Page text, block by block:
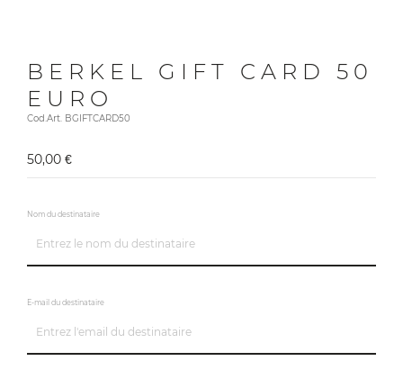
BERKEL GIFT CARD 50
EURO
Cod.Art. BGIFTCARD50
50,00 €
Nom du destinataire
E-mail du destinataire